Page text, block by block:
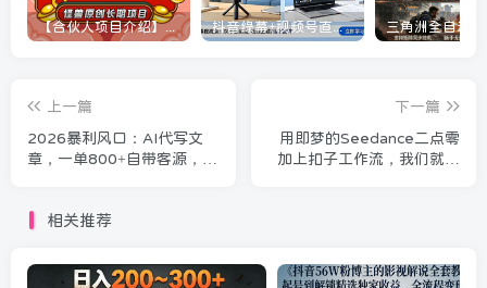
【合伙人项目介绍】打假维权项目介绍 抖音绿幕+视频号直播带货课：居家照着稿子念起号，手机电脑双场景搭建全流程
上一篇
2026暴利风口：AI代写文
章，一单800+自带客源，小
下一篇
用即梦的Seedance二点零
加上扣子工作流，我们就能
相关推荐